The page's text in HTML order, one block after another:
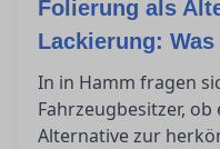
Folierung als
Lackierung:
In in Hamm fragen
Fahrzeugbesitzer,
Alternative zur